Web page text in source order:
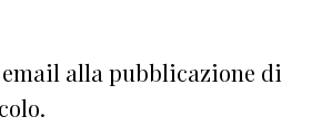
alla pubblicazione di